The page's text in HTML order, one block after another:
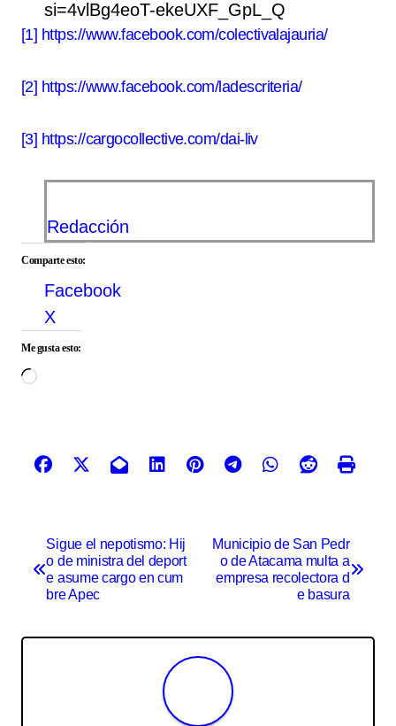
si=4vlBg4eoT-ekeUXF_GpL_Q
[1] https://www.facebook.com/colectivalajauria/
[2] https://www.facebook.com/ladescriteria/
[3] https://cargocollective.com/dai-liv
Redacción
Comparte esto:
Facebook
X
Me gusta esto:
Cargando...
Sigue el nepotismo: Hij
o de ministra del deport
e asume cargo en cum
bre Apec
Municipio de San Pedr
o de Atacama multa a
empresa recolectora d
e basura